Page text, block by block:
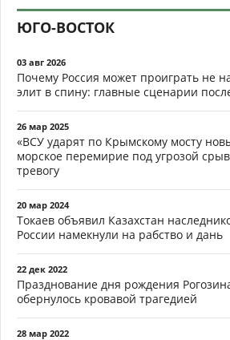
ЮГО-ВОСТОК
03 авг 2026
Почему Россия может проиграть не
элит в спину: главные сценарии
26 мар 2025
«ВСУ ударят по Крымскому мосту
морское перемирие под угрозой
тревогу
20 мар 2024
Токаев объявил Казахстан
России намекнули на рабство и дань
22 дек 2022
Празднование дня рождения
обернулось кровавой трагедией
28 мар 2022